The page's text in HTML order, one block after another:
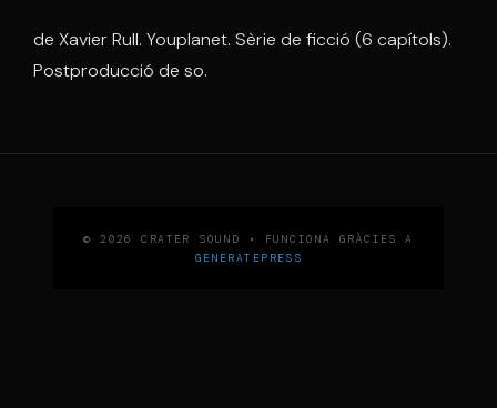
de Xavier Rull. Youplanet. Sèrie de ficció (6 capítols).
Postproducció de so.
© 2026 CRATER SOUND
• FUNCIONA GRÀCIES A
GENERATEPRESS